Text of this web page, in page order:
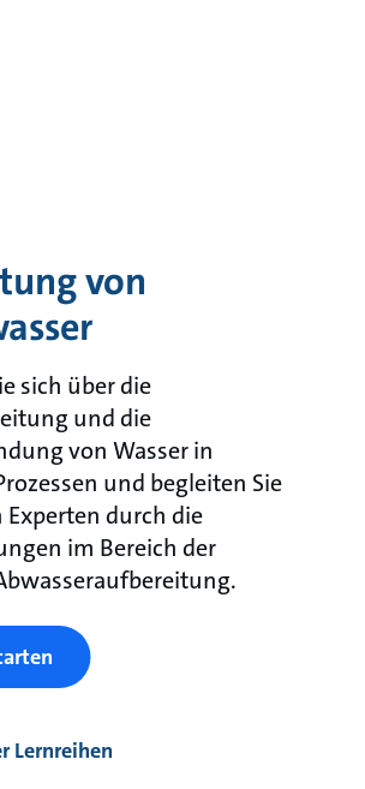
von
sich über die
und die
von Wasser in
und begleiten Sie
Experten durch die
im Bereich der
Lernreihen